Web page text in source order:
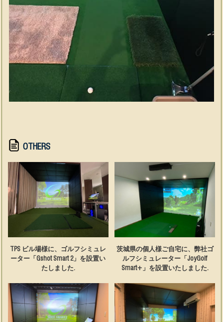
OTHERS
TPS ビル場様に、ゴルフシミュレ
ーター「Gshot Smart 2」を設置い
たしました.
茨城県の個人様ご自宅に、弊社ゴ
ルフシミュレーター「JoyGolf
Smart+」を設置いたしました.